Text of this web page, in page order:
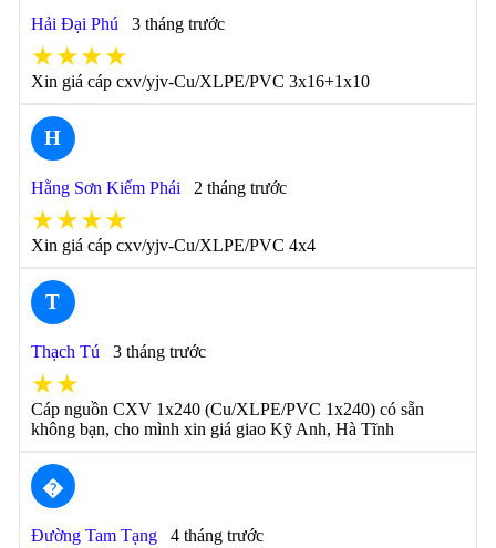
Hải Đại Phú 3 tháng trước
★★★★
Xin giá cáp cxv/yjv-Cu/XLPE/PVC 3x16+1x10
H
Hằng Sơn Kiếm Phái 2 tháng trước
★★★★
Xin giá cáp cxv/yjv-Cu/XLPE/PVC 4x4
T
Thạch Tú 3 tháng trước
★★
Cáp nguồn CXV 1x240 (Cu/XLPE/PVC 1x240) có sẵn
không bạn, cho mình xin giá giao Kỹ Anh, Hà Tĩnh
�
Đường Tam Tạng 4 tháng trước